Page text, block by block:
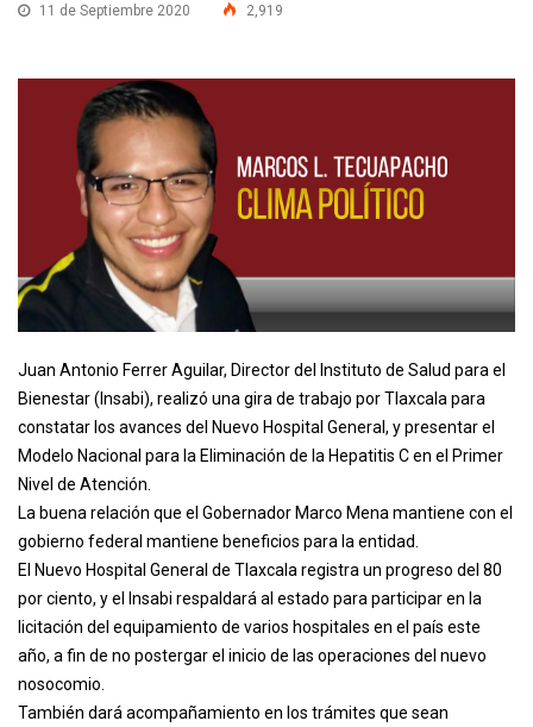
11 de Septiembre 2020 2,919
Juan Antonio Ferrer Aguilar, Director del Instituto de Salud para el
Bienestar (Insabi), realizó una gira de trabajo por Tlaxcala para
constatar los avances del Nuevo Hospital General, y presentar el
Modelo Nacional para la Eliminación de la Hepatitis C en el Primer
Nivel de Atención.
La buena relación que el Gobernador Marco Mena mantiene con el
gobierno federal mantiene beneficios para la entidad.
El Nuevo Hospital General de Tlaxcala registra un progreso del 80
por ciento, y el Insabi respaldará al estado para participar en la
licitación del equipamiento de varios hospitales en el país este
año, a fin de no postergar el inicio de las operaciones del nuevo
nosocomio.
También dará acompañamiento en los trámites que sean